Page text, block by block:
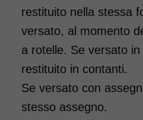
Noleggio sedia a
elevabili
minimo è di 7
da 76 euro.
domicilio in tutta
contattaci per
restituito nella stessa
versato, al momento
a rotelle. Se versato
restituito in contanti.
Se versato con
stesso assegno.